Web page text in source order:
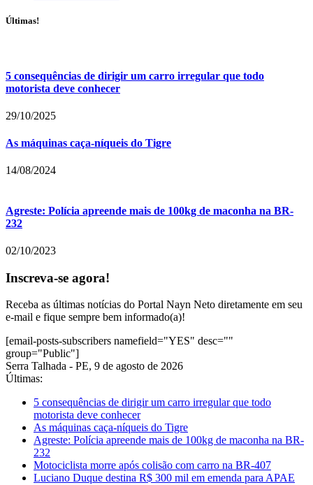
Últimas!
5 consequências de dirigir um carro irregular que todo
motorista deve conhecer
29/10/2025
As máquinas caça-níqueis do Tigre
14/08/2024
Agreste: Polícia apreende mais de 100kg de maconha na BR-
232
02/10/2023
Inscreva-se agora!
Receba as últimas notícias do Portal Nayn Neto diretamente em seu
e-mail e fique sempre bem informado(a)!
[email-posts-subscribers namefield="YES" desc=""
group="Public"]
Serra Talhada - PE, 9 de agosto de 2026
Últimas:
5 consequências de dirigir um carro irregular que todo
motorista deve conhecer
As máquinas caça-níqueis do Tigre
Agreste: Polícia apreende mais de 100kg de maconha na BR-
232
Motociclista morre após colisão com carro na BR-407
Luciano Duque destina R$ 300 mil em emenda para APAE